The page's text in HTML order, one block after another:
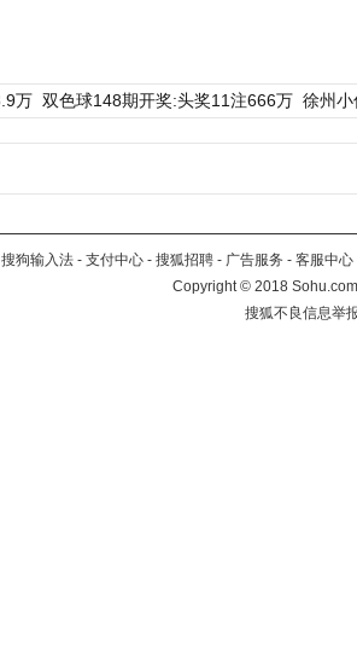
万 双色球148期开奖:头奖11注666万 徐州
搜狗输入法 - 支付中心 - 搜狐招聘 - 广告服务 - 客服中心
Copyright©2018
搜狐不良信息举